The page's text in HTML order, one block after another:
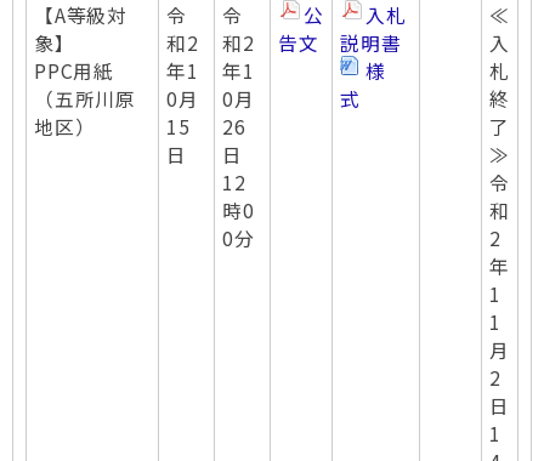
【A等級対
象】
PPC用紙
（五所川原
地区）
令
和2
年1
0月
15
日
令
和2
年1
0月
26
日
12
時0
0分
公
告文
入札
説明書
様
式
≪
入
札
終
了
≫
令
和
2
年
1
1
月
2
日
1